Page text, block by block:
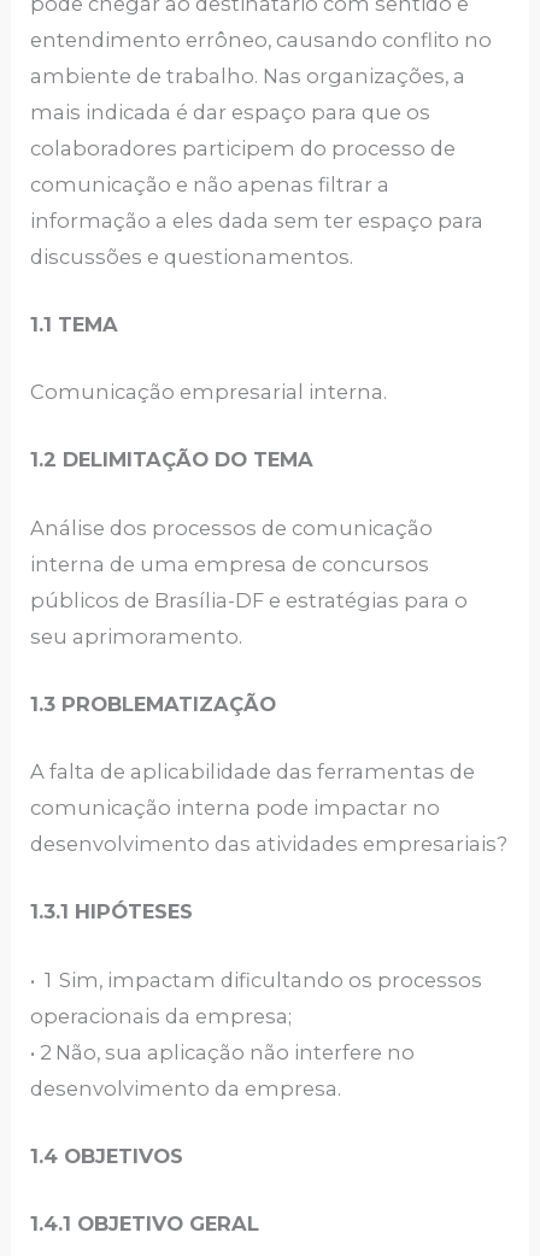
entendimento errôneo, causando conflito no
ambiente de trabalho. Nas organizações, a
mais indicada é dar espaço para que os
colaboradores participem do processo de
comunicação e não apenas filtrar a
informação a eles dada sem ter espaço para
discussões e questionamentos.
1.1 TEMA
Comunicação empresarial interna.
1.2 DELIMITAÇÃO DO TEMA
Análise dos processos de comunicação
interna de uma empresa de concursos
públicos de Brasília-DF e estratégias para o
seu aprimoramento.
1.3 PROBLEMATIZAÇÃO
A falta de aplicabilidade das ferramentas de
comunicação interna pode impactar no
desenvolvimento das atividades empresariais?
1.3.1 HIPÓTESES
• 1 Sim, impactam dificultando os processos
operacionais da empresa;
• 2 Não, sua aplicação não interfere no
desenvolvimento da empresa.
1.4 OBJETIVOS
1.4.1 OBJETIVO GERAL